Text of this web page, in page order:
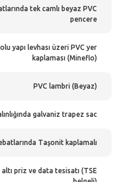
tek camlı beyaz PVC
pencere
yapı levhası üzeri PVC yer
kaplaması (Mineflo)
PVC lambri (Beyaz)
galvaniz trapez sac
Taşonit kaplamalı
altı priz ve data tesisatı (TSE